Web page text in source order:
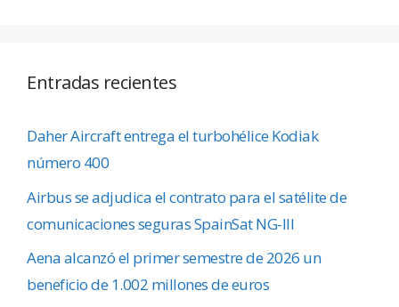
Entradas recientes
Daher Aircraft entrega el turbohélice Kodiak
número 400
Airbus se adjudica el contrato para el satélite de
comunicaciones seguras SpainSat NG-III
Aena alcanzó el primer semestre de 2026 un
beneficio de 1.002 millones de euros